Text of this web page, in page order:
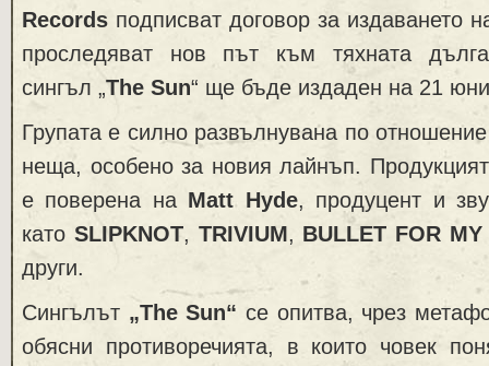
Records подписват договор за издаването
проследяват нов път към тяхната
сингъл „The Sun“ ще бъде издаден на 21
Групата е силно развълнувана по
неща, особено за новия лайнъп.
е поверена на Matt Hyde, продуцент и
като SLIPKNOT, TRIVIUM, BULLET FOR MY
други.
Сингълът „The Sun“ се опитва, чрез
обясни противоречията, в които човек